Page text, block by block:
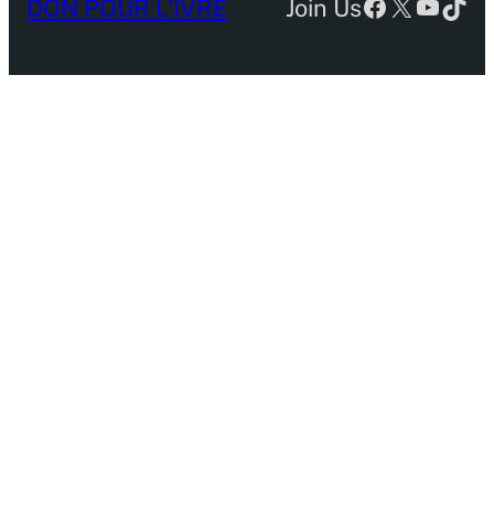
DON POUR L’IVRE Join Us